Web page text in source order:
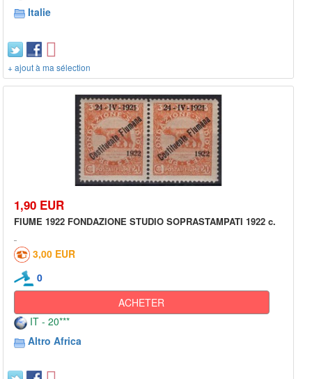
Italie
+ ajout à ma sélection
1,90 EUR
FIUME 1922 FONDAZIONE STUDIO SOPRASTAMPATI 1922 c.
3,00 EUR
0
ACHETER
IT - 20***
Altro Africa